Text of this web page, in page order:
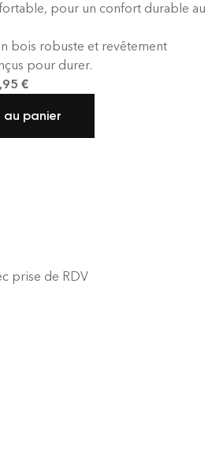
pour un confort durable au
bois robuste et revêtement
pour durer.
€
au panier
prise de RDV